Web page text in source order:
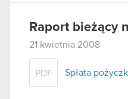
Raport bieżący
21 kwietnia 2008
PDF Spłata